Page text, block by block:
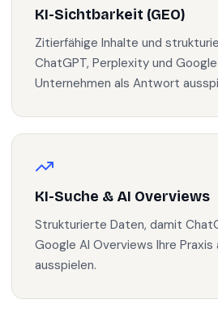
KI-Sichtbarkeit (GEO)
Zitierfähige Inhalte und
ChatGPT, Perplexity und
Unternehmen als Antwort
KI-Suche & AI Overviews
Strukturierte Daten, damit
Google AI Overviews Ihre
ausspielen.